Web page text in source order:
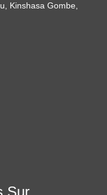
Kinshasa Gombe,
Sur